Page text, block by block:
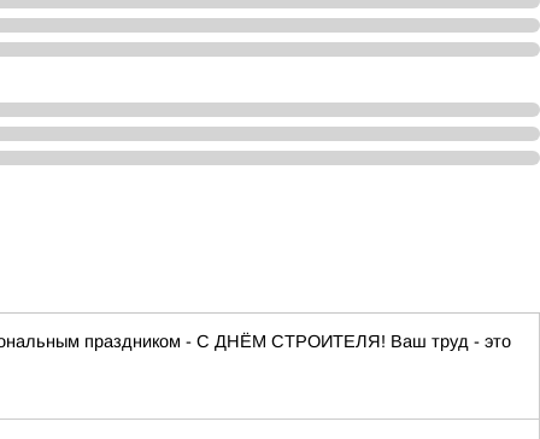
праздником - С ДНЁМ СТРОИТЕЛЯ! Ваш труд - это